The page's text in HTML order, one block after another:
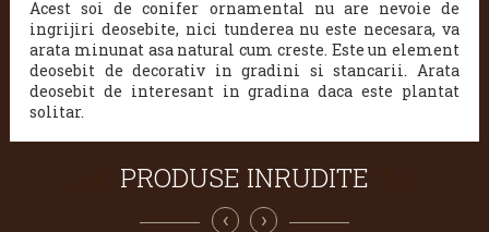
Acest soi de conifer ornamental nu are nevoie de
ingrijiri deosebite, nici tunderea nu este necesara, va
arata minunat asa natural cum creste. Este un element
deosebit de decorativ in gradini si stancarii. Arata
deosebit de interesant in gradina daca este plantat
solitar.
PRODUSE INRUDITE
‹ ›